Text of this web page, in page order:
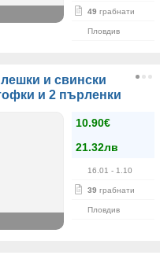
49 грабнати
Пловдив
и свински
и 2 пърленки
10.90€
21.32лв
16.01 - 1.10
39 грабнати
Пловдив